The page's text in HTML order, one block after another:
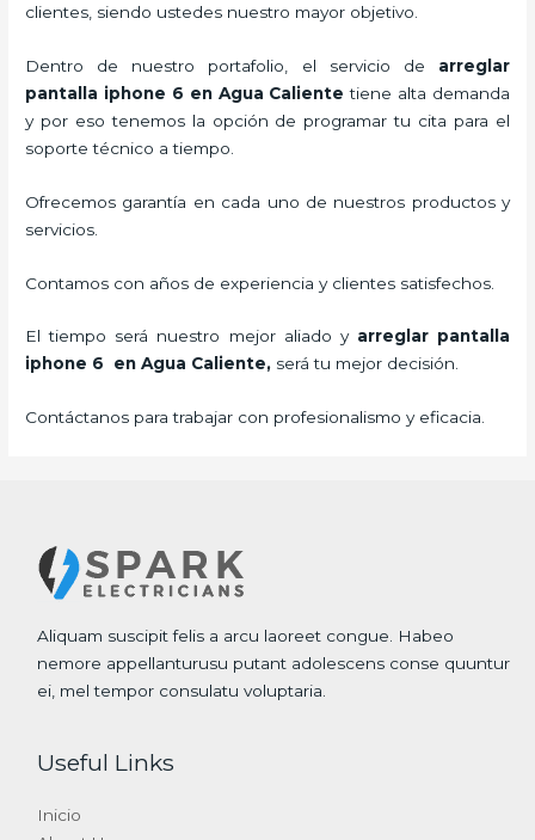
clientes, siendo ustedes nuestro mayor objetivo.
Dentro de nuestro portafolio, el servicio de arreglar
pantalla iphone 6 en Agua Caliente tiene alta demanda
y por eso tenemos la opción de programar tu cita para el
soporte técnico a tiempo.
Ofrecemos garantía en cada uno de nuestros productos y
servicios.
Contamos con años de experiencia y clientes satisfechos.
El tiempo será nuestro mejor aliado y arreglar pantalla
iphone 6 en Agua Caliente, será tu mejor decisión.
Contáctanos para trabajar con profesionalismo y eficacia.
Aliquam suscipit felis a arcu laoreet congue. Habeo
nemore appellanturusu putant adolescens conse quuntur
ei, mel tempor consulatu voluptaria.
Useful Links
Inicio